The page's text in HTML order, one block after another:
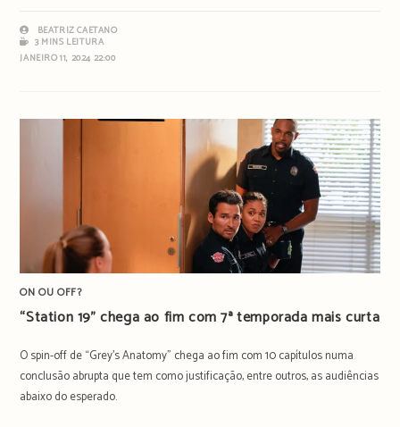
BEATRIZ CAETANO
3 MINS LEITURA
JANEIRO 11, 2024 22:00
ON OU OFF?
“Station 19” chega ao fim com 7ª temporada mais curta
O spin-off de “Grey’s Anatomy” chega ao fim com 10 capítulos numa
conclusão abrupta que tem como justificação, entre outros, as audiências
abaixo do esperado.